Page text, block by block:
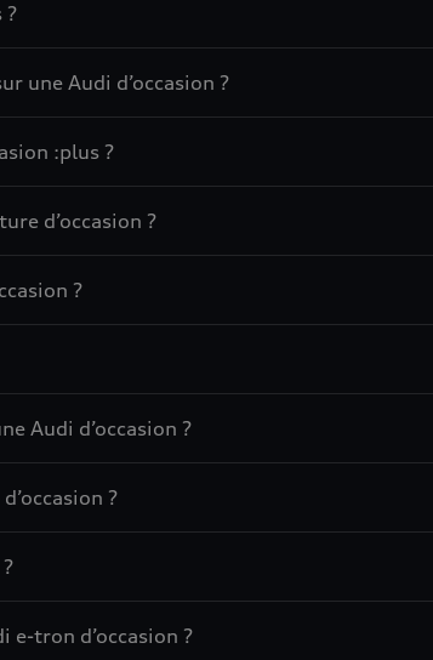
?
une Audi d’occasion ?
:plus ?
d’occasion ?
?
Audi d’occasion ?
?
e-tron d’occasion ?